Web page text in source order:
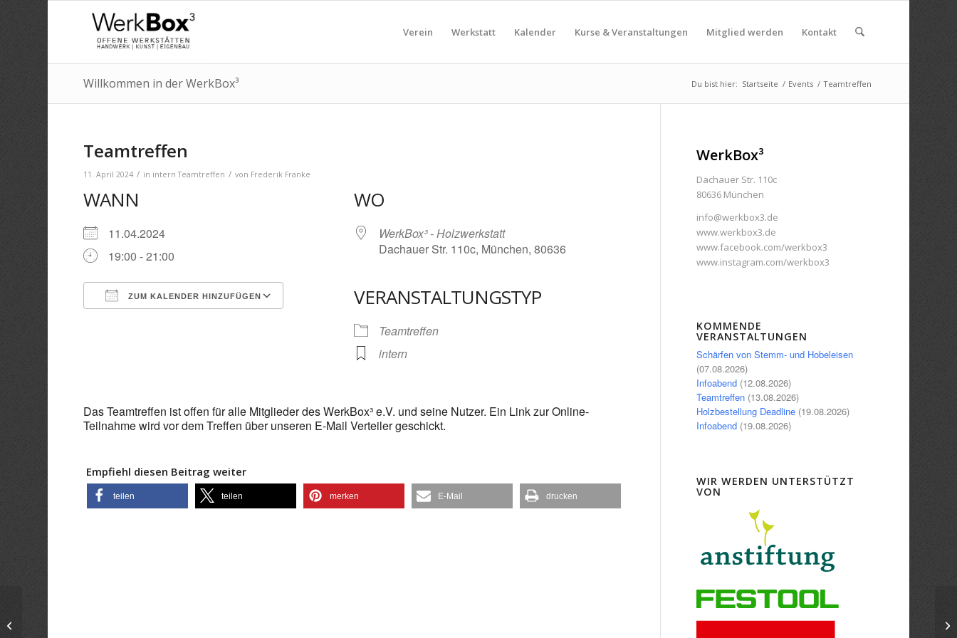
Verein Werkstatt Kalender Kurse & Veranstaltungen Mitglied werden Kontakt
Willkommen in der WerkBox³ Du bist hier: Startseite / Events / Teamtreffen
Teamtreffen
11. April 2024 / in intern Teamtreffen / von Frederik Franke
WANN
11.04.2024
19:00 - 21:00
ZUM KALENDER HINZUFÜGEN
Google Kalender Office 365
WO
WerkBox³ - Holzwerkstatt
Dachauer Str. 110c, München, 80636
VERANSTALTUNGSTYP
Teamtreffen
intern
Das Teamtreffen ist offen für alle Mitglieder des WerkBox³ e.V. und seine Nutzer. Ein Link zur Online-
Teilnahme wird vor dem Treffen über unseren E-Mail Verteiler geschickt.
Empfiehl diesen Beitrag weiter
teilen teilen merken E-Mail drucken
WerkBox³
Dachauer Str. 110c
80636 München
info@werkbox3.de
www.werkbox3.de
www.facebook.com/werkbox3
www.instagram.com/werkbox3
KOMMENDE
VERANSTALTUNGEN
Schärfen von Stemm- und Hobeleisen
(07.08.2026)
Infoabend (12.08.2026)
Teamtreffen (13.08.2026)
Holzbestellung Deadline (19.08.2026)
Infoabend (19.08.2026)
WIR WERDEN UNTERSTÜTZT
VON